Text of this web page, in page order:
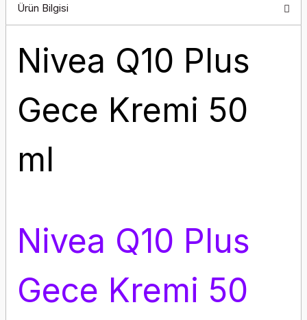
Ürün Bilgisi
Nivea Q10 Plus
Gece Kremi 50
ml
Nivea Q10 Plus
Gece Kremi 50